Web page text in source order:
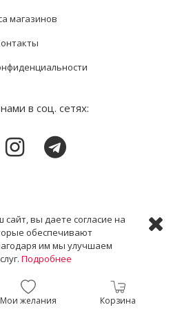
Корзина
Мои желания
в соц. сетях:
магазинов
только для своих
вы даете согласие на
обеспечивают
им мы улучшаем
Подробнее